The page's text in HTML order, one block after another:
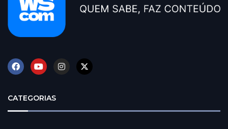
CATEGORIAS